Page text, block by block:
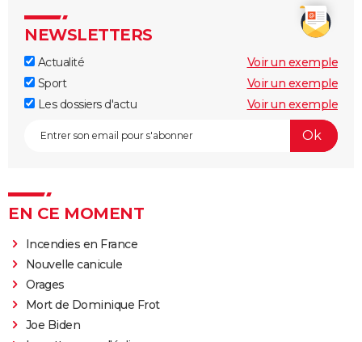
NEWSLETTERS
Actualité
Voir un exemple
Sport
Voir un exemple
Les dossiers d'actu
Voir un exemple
EN CE MOMENT
Incendies en France
Nouvelle canicule
Orages
Mort de Dominique Frot
Joe Biden